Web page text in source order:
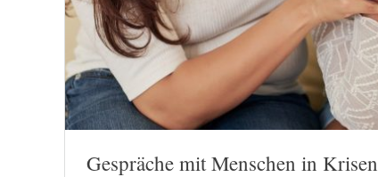
Gespräche mit Menschen in Krisen